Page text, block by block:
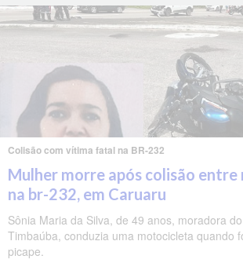
Colisão com vítima fatal na BR-232
Mulher morre após colisão entre
na br-232, em Caruaru
Sônia Maria da Silva, de 49 anos, moradora
Timbaúba, conduzia uma motocicleta quando
picape.